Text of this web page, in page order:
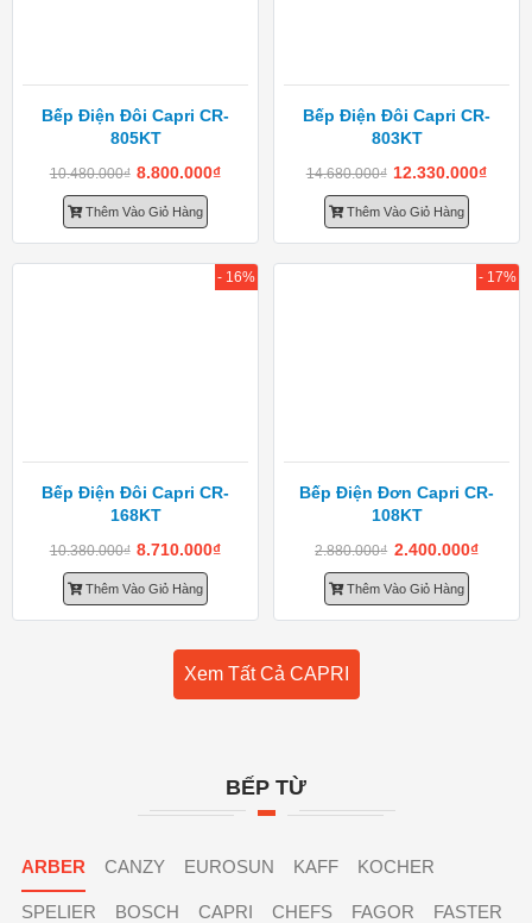
Bếp Điện Đôi Capri CR-
805KT
10.480.000₫ 8.800.000₫
Thêm Vào Giỏ Hàng
Bếp Điện Đôi Capri CR-
803KT
14.680.000₫ 12.330.000₫
Thêm Vào Giỏ Hàng
Bếp Điện Đôi Capri CR-
168KT
10.380.000₫ 8.710.000₫
Thêm Vào Giỏ Hàng
- 16%
Bếp Điện Đơn Capri CR-
108KT
2.880.000₫ 2.400.000₫
Thêm Vào Giỏ Hàng
- 17%
Xem Tất Cả CAPRI
BẾP TỪ
ARBER CANZY EUROSUN KAFF KOCHER
SPELIER BOSCH CAPRI CHEFS FAGOR FASTER